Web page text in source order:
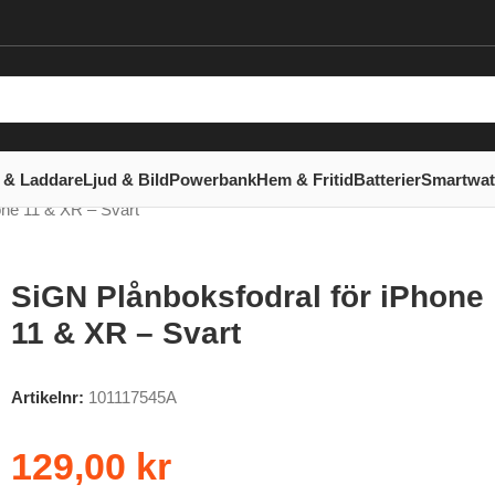
LaddareLjud & BildPowerbankHem & FritidBatterier
11 & XR – Svart
SiGN Plånboksfodral för iPhone
11 & XR – Svart
Artikelnr: 101117545A
129,00 kr